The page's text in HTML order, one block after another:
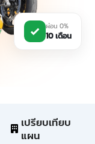
ผ่อน 0%
10 เดือน
เปรียบเทียบ
แผน